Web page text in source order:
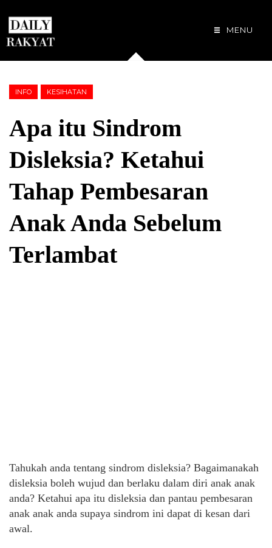
MENU
INFO KESIHATAN
Apa itu Sindrom
Disleksia? Ketahui
Tahap Pembesaran
Anak Anda Sebelum
Terlambat
Tahukah anda tentang sindrom disleksia? Bagaimanakah
disleksia boleh wujud dan berlaku dalam diri anak anak
anda? Ketahui apa itu disleksia dan pantau pembesaran
anak anak anda supaya sindrom ini dapat di kesan dari
awal.